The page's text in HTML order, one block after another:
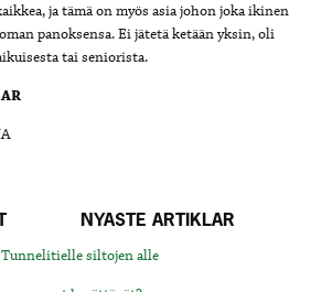
ja tämä on myös asia johon joka ikinen
panoksensa. Ei jätetä ketään yksin, oli
tai seniorista.
NYASTE ARTIKLAR
siltojen alle